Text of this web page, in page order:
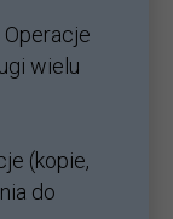
wielu
(kopie,
do